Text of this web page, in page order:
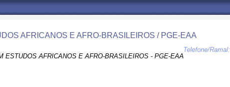
AFRICANOS E AFRO-BRASILEIROS / PGE-EAA
ESTUDOS AFRICANOS E AFRO-BRASILEIROS - PGE-EAA
Telefone/Ramal: